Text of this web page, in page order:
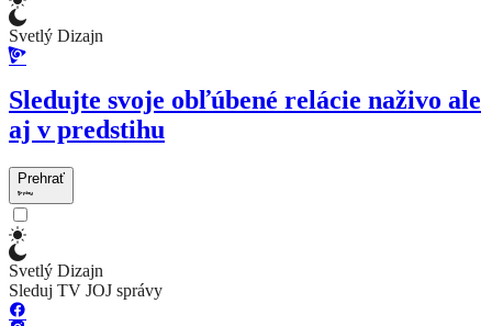
Svetlý Dizajn
Sledujte svoje obľúbené relácie naživo ale
aj v predstihu
Prehrať
Svetlý Dizajn
Sleduj TV JOJ správy